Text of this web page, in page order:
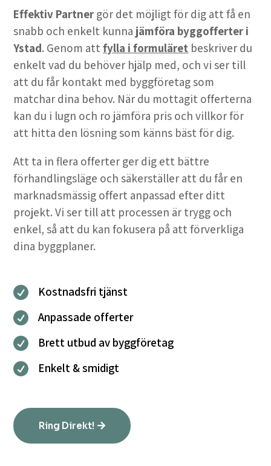
Effektiv Partner gör det möjligt för dig att få en
snabb och enkelt kunna jämföra byggofferter i
Ystad. Genom attfylla i formuläret beskriver du
enkelt vad du behöver hjälp med, och vi ser till
att du får kontakt med byggföretag som
matchar dina behov. När du mottagit offerterna
kan du i lugn och ro jämföra pris och villkor för
att hitta den lösning som känns bäst för dig.
Att ta in flera offerter ger dig ett bättre
förhandlingsläge och säkerställer att du får en
marknadsmässig offert anpassad efter ditt
projekt. Vi ser till att processen är trygg och
enkel, så att du kan fokusera på att förverkliga
dina byggplaner.
 Kostnadsfri tjänst
 Anpassade offerter
 Brett utbud av byggföretag
 Enkelt & smidigt
Ring Direkt!